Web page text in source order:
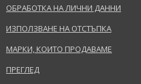
ОБРАБОТКА НА ЛИЧНИ ДАННИ
ИЗПОЛЗВАНЕ НА ОТСТЪПКА
МАРКИ, КОИТО ПРОДАВАМЕ
ПРЕГЛЕД